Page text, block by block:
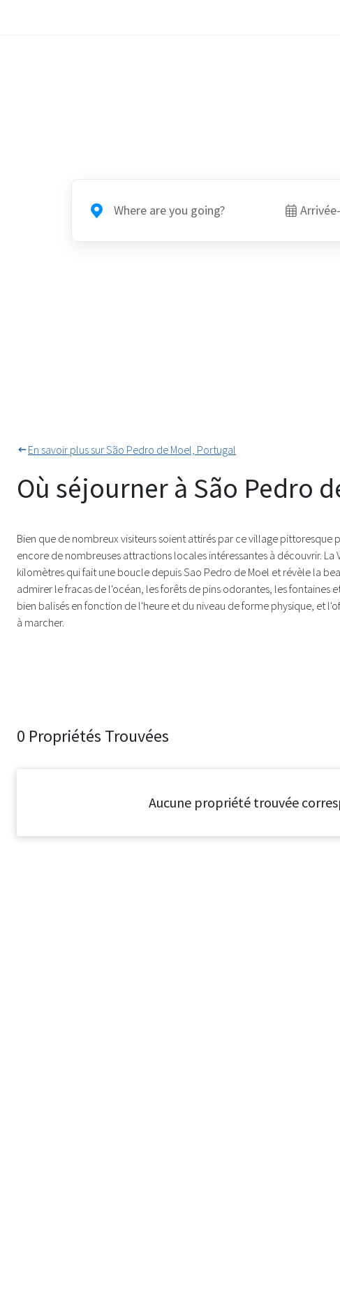
Where are you going? Arrivée
En savoir plus sur São Pedro de Moel, Portugal
Où séjourner à São Pedro
Bien que de nombreux visiteurs soient attirés par ce village pittoresque
encore de nombreuses attractions locales intéressantes à découvrir.
kilomètres qui fait une boucle depuis Sao Pedro de Moel et révèle la
admirer le fracas de l'océan, les forêts de pins odorantes, les fontaines
bien balisés en fonction de l'heure et du niveau de forme physique, et
à marcher.
0 Propriétés Trouvées
Aucune propriété trouvée